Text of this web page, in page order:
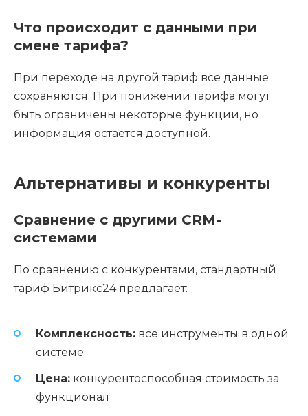
Что происходит с данными при
смене тарифа?
При переходе на другой тариф все данные
сохраняются. При понижении тарифа могут
быть ограничены некоторые функции, но
информация остается доступной.
Альтернативы и конкуренты
Сравнение с другими CRM-
системами
По сравнению с конкурентами, стандартный
тариф Битрикс24 предлагает:
Комплексность: все инструменты в одной
системе
Цена: конкурентоспособная стоимость за
функционал